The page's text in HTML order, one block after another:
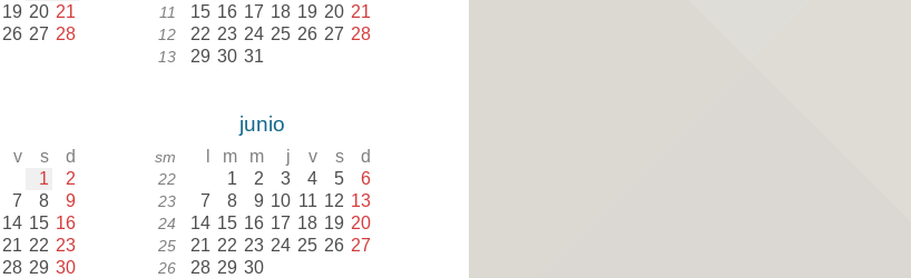
19 20 21
26 27 28
11 15 16 17 18 19 20 21
12 22 23 24 25 26 27 28
13 29 30 31
v s d
1 2
7 8 9
14 15 16
21 22 23
28 29 30
junio
sm m m j v s d
22 1 2 3 4 5 6
23 7 8 9 10 11 12 13
24 14 15 16 17 18 19 20
25 21 22 23 24 25 26 27
26 28 29 30